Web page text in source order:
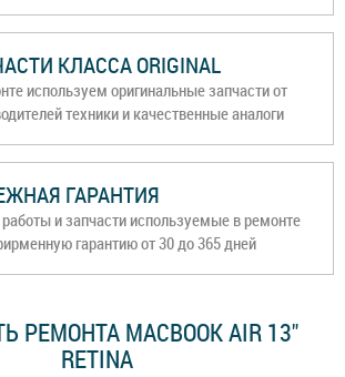
КЛАССА ORIGINAL
используем оригинальные запчасти от
техники и качественные аналоги
ГАРАНТИЯ
и запчасти используемые в ремонте
гарантию от 30 до 365 дней
РЕМОНТА MACBOOK AIR 13"
RETINA